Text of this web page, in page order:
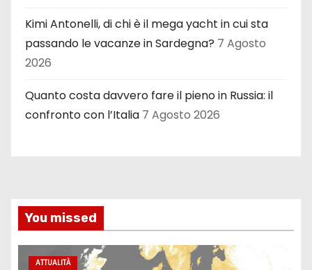
Kimi Antonelli, di chi è il mega yacht in cui sta
passando le vacanze in Sardegna? 7 Agosto
2026
Quanto costa davvero fare il pieno in Russia: il
confronto con l’Italia 7 Agosto 2026
You missed
ATTUALITÀ